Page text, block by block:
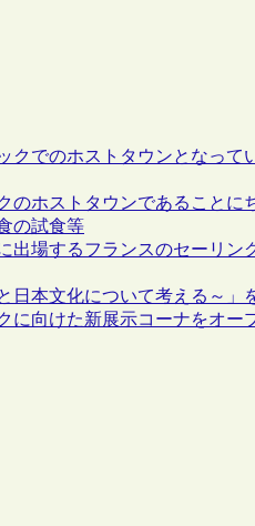
クでのホストタウンとなって
のホストタウンであることに
の試食等
場するフランスのセーリン
日本文化について考える～」
に向けた新展示コーナをオー